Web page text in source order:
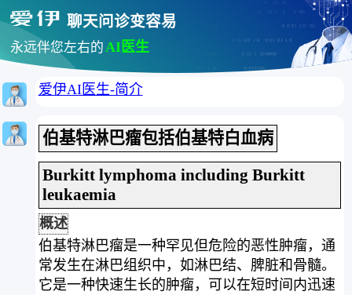
聊天问诊变容易
永远伴您左右的AI医生
爱伊AI医生-简介
伯基特淋巴瘤包括伯基特白血病
Burkitt lymphoma including Burkitt
leukaemia
概述
伯基特淋巴瘤是一种罕见但危险的恶性肿瘤，通
常发生在淋巴组织中，如淋巴结、脾脏和骨髓。
它是一种快速生长的肿瘤，可以在短时间内迅速